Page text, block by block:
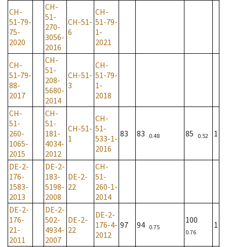
CH-
51-79-
75-
2020
CH-
51-
270-
3056-
2016
CH-51-
6
CH-
51-79-
1-
2021
CH-
51-79-
88-
2017
CH-
51-
208-
5680-
2014
CH-51-
3
CH-
51-79-
1-
2018
CH-
51-
260-
1065-
2015
CH-
51-
181-
4034-
2012
CH-51-
1
CH-
51-
533-1-
2016
83 83 0.48 85 0.52 1
DE-2-
176-
1583-
2013
DE-2-
183-
5198-
2008
DE-2-
22
CH-
51-
260-1-
2014
DE-2-
176-
21-
2011
DE-2-
502-
4934-
2007
DE-2-
22
DE-2-
176-4-
2012
97 94 0.75
100
0.76
1